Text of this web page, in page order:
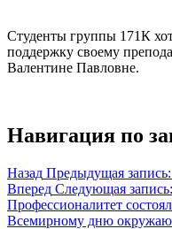
Студенты группы 171К
поддержку своему
Валентине Павловне.
Навигация по
Назад Предыдущая запись:
Вперед Следующая запись:
Профессионалитет
Всемирному дню